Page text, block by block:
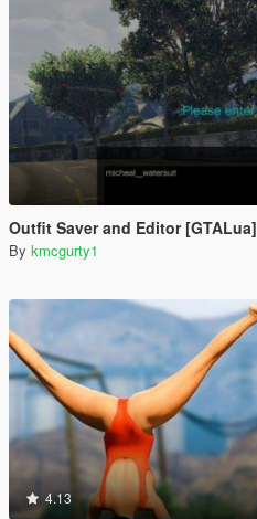
Outfit Saver and Editor [GTALua]
By kmcgurty1
4.13